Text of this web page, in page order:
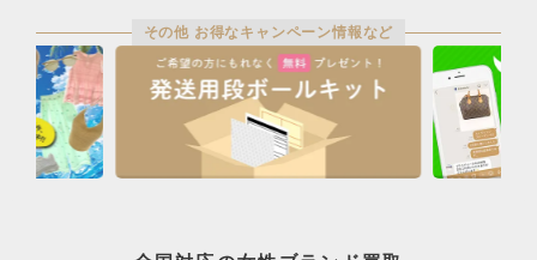
その他 お得なキャンペーン情報など